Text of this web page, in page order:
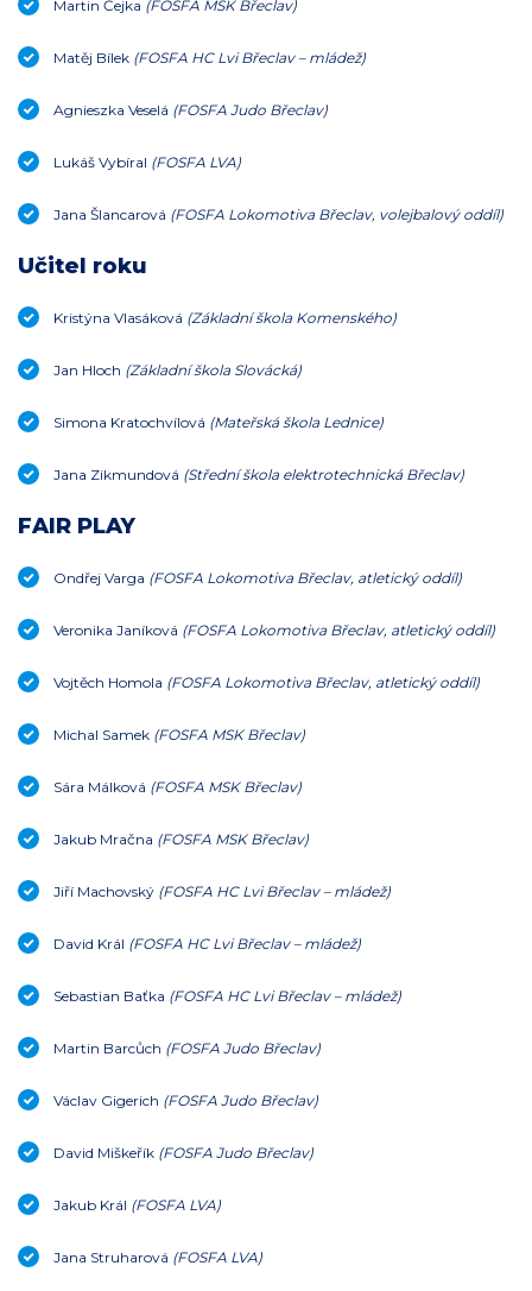
Martin Čejka (FOSFA MSK Břeclav)
Matěj Bílek (FOSFA HC Lvi Břeclav – mládež)
Agnieszka Veselá (FOSFA Judo Břeclav)
Lukáš Vybíral (FOSFA LVA)
Jana Šlancarová (FOSFA Lokomotiva Břeclav, volejbalový oddíl)
Učitel roku
Kristýna Vlasáková (Základní škola Komenského)
Jan Hloch (Základní škola Slovácká)
Simona Kratochvílová (Mateřská škola Lednice)
Jana Zikmundová (Střední škola elektrotechnická Břeclav)
FAIR PLAY
Ondřej Varga (FOSFA Lokomotiva Břeclav, atletický oddíl)
Veronika Janíková (FOSFA Lokomotiva Břeclav, atletický oddíl)
Vojtěch Homola (FOSFA Lokomotiva Břeclav, atletický oddíl)
Michal Samek (FOSFA MSK Břeclav)
Sára Málková (FOSFA MSK Břeclav)
Jakub Mračna (FOSFA MSK Břeclav)
Jiří Machovský (FOSFA HC Lvi Břeclav – mládež)
David Král (FOSFA HC Lvi Břeclav – mládež)
Sebastian Baťka (FOSFA HC Lvi Břeclav – mládež)
Martin Barcůch (FOSFA Judo Břeclav)
Václav Gigerich (FOSFA Judo Břeclav)
David Miškeřík (FOSFA Judo Břeclav)
Jakub Král (FOSFA LVA)
Jana Struharová (FOSFA LVA)